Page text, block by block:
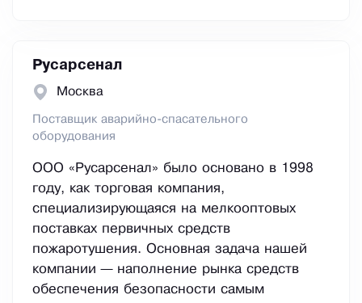
Русарсенал
Москва
Поставщик аварийно-спасательного
оборудования
ООО «Русарсенал» было основано в 1998
году, как торговая компания,
специализирующаяся на мелкооптовых
поставках первичных средств
пожаротушения. Основная задача нашей
компании — наполнение рынка средств
обеспечения безопасности самым